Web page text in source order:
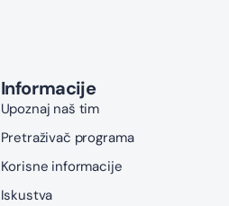
Informacije
Upoznaj naš tim
Pretraživač programa
Korisne informacije
Iskustva